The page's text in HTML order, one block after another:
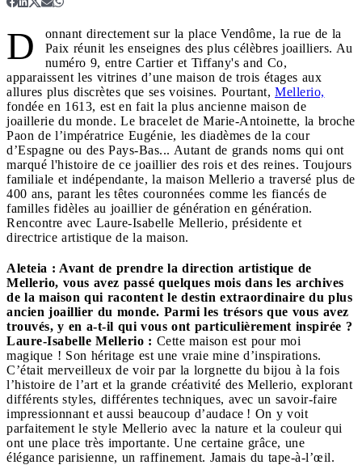
D
onnant directement sur la place Vendôme, la rue de la
Paix réunit les enseignes des plus célèbres joailliers. Au
numéro 9, entre Cartier et Tiffany's and Co,
apparaissent les vitrines d’une maison de trois étages aux
allures plus discrètes que ses voisines. Pourtant, Mellerio,
fondée en 1613, est en fait la plus ancienne maison de
joaillerie du monde. Le bracelet de Marie-Antoinette, la broche
Paon de l’impératrice Eugénie, les diadèmes de la cour
d’Espagne ou des Pays-Bas... Autant de grands noms qui ont
marqué l'histoire de ce joaillier des rois et des reines. Toujours
familiale et indépendante, la maison Mellerio a traversé plus de
400 ans, parant les têtes couronnées comme les fiancés de
familles fidèles au joaillier de génération en génération.
Rencontre avec Laure-Isabelle Mellerio, présidente et
directrice artistique de la maison.
Aleteia : Avant de prendre la direction artistique de
Mellerio, vous avez passé quelques mois dans les archives
de la maison qui racontent le destin extraordinaire du plus
ancien joaillier du monde. Parmi les trésors que vous avez
trouvés, y en a-t-il qui vous ont particulièrement inspirée ?
Laure-Isabelle Mellerio : Cette maison est pour moi
magique ! Son héritage est une vraie mine d’inspirations.
C’était merveilleux de voir par la lorgnette du bijou à la fois
l’histoire de l’art et la grande créativité des Mellerio, explorant
différents styles, différentes techniques, avec un savoir-faire
impressionnant et aussi beaucoup d’audace ! On y voit
parfaitement le style Mellerio avec la nature et la couleur qui
ont une place très importante. Une certaine grâce, une
élégance parisienne, un raffinement. Jamais du tape-à-l’œil.